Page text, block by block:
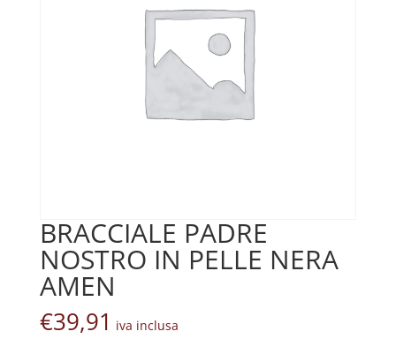
BRACCIALE PADRE
NOSTRO IN PELLE NERA
AMEN
€39,91 iva inclusa